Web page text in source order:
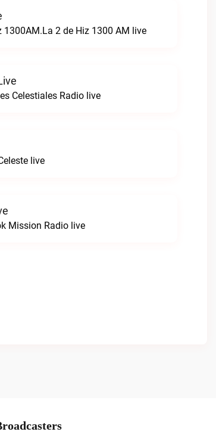
1300AM.La 2 de Hiz 1300 AM live
Celestiales Radio live
live
Mission Radio live